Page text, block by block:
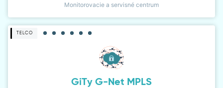
Monitorovacie a servisné centrum
TELCO
GiTy G-Net MPLS